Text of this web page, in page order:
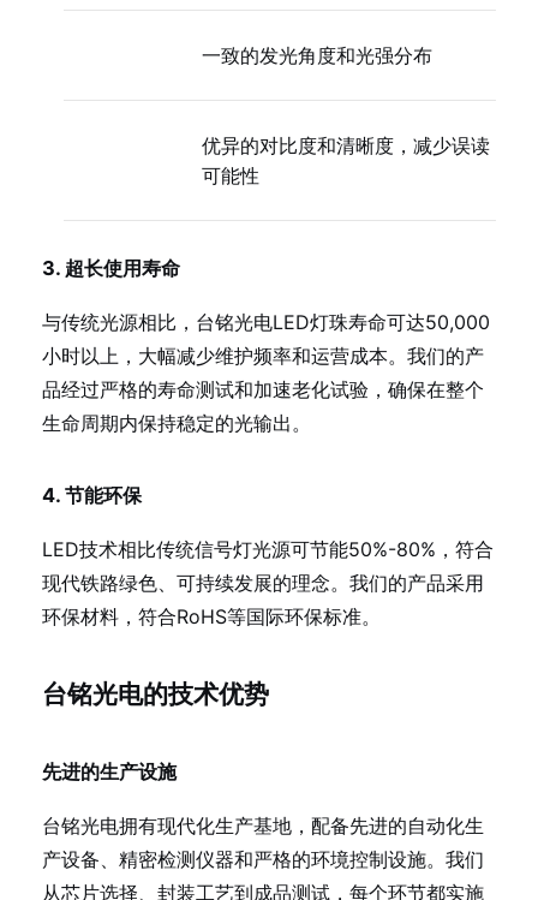
一致的发光角度和光强分布
优异的对比度和清晰度，减少误读
可能性
3. 超长使用寿命
与传统光源相比，台铭光电LED灯珠寿命可达50,000
小时以上，大幅减少维护频率和运营成本。我们的产
品经过严格的寿命测试和加速老化试验，确保在整个
生命周期内保持稳定的光输出。
4. 节能环保
LED技术相比传统信号灯光源可节能50%-80%，符合
现代铁路绿色、可持续发展的理念。我们的产品采用
环保材料，符合RoHS等国际环保标准。
台铭光电的技术优势
先进的生产设施
台铭光电拥有现代化生产基地，配备先进的自动化生
产设备、精密检测仪器和严格的环境控制设施。我们
从芯片选择、封装工艺到成品测试，每个环节都实施